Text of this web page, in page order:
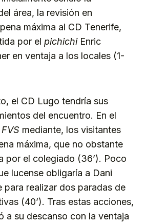
área, la revisión en
máxima al CD Tenerife,
por el pichichiEnric
en ventaja a los locales (1-
el CD Lugo tendría sus
del encuentro. En el
FVS mediante, los visitantes
máxima, que no obstante
por el colegiado (36’). Poco
lucense obligaría a Dani
para realizar dos paradas de
(40’). Tras estas acciones,
a su descanso con la ventaja